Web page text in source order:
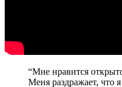
“Мне нравится
Меня раздражает, что я